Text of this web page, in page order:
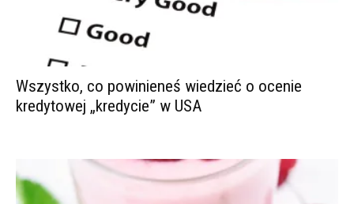
Wszystko, co powinieneś wiedzieć o ocenie
kredytowej „kredycie” w USA